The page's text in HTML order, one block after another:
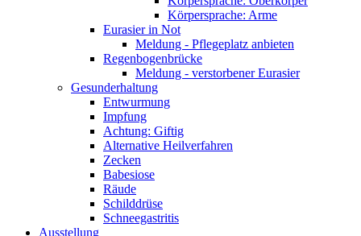
Körpersprache: Arme
Eurasier in Not
Meldung - Pflegeplatz anbieten
Regenbogenbrücke
Meldung - verstorbener Eurasier
Gesunderhaltung
Entwurmung
Impfung
Achtung: Giftig
Alternative Heilverfahren
Zecken
Babesiose
Räude
Schilddrüse
Schneegastritis
Ausstellung